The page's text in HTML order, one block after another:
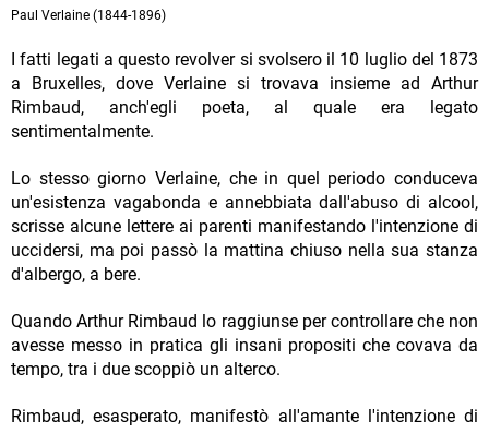
Paul Verlaine (1844-1896)
I fatti legati a questo revolver si svolsero il 10 luglio del 1873
a Bruxelles, dove Verlaine si trovava insieme ad Arthur
Rimbaud, anch'egli poeta, al quale era legato
sentimentalmente.
Lo stesso giorno Verlaine, che in quel periodo conduceva
un'esistenza vagabonda e annebbiata dall'abuso di alcool,
scrisse alcune lettere ai parenti manifestando l'intenzione di
uccidersi, ma poi passò la mattina chiuso nella sua stanza
d'albergo, a bere.
Quando Arthur Rimbaud lo raggiunse per controllare che non
avesse messo in pratica gli insani propositi che covava da
tempo, tra i due scoppiò un alterco.
Rimbaud, esasperato, manifestò all'amante l'intenzione di